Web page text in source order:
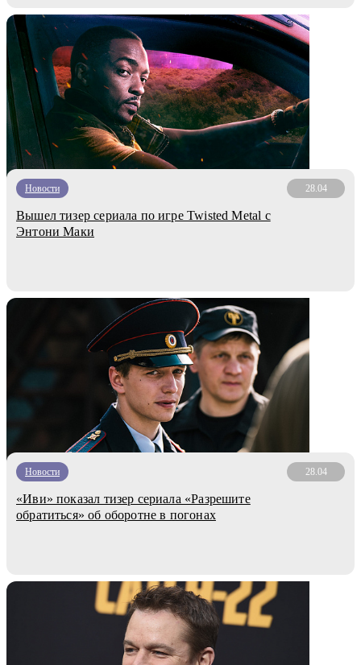
Новости 28.04
Вышел тизер сериала по игре Twisted Metal с
Энтони Маки
Новости 28.04
«Иви» показал тизер сериала «Разрешите
обратиться» об оборотне в погонах